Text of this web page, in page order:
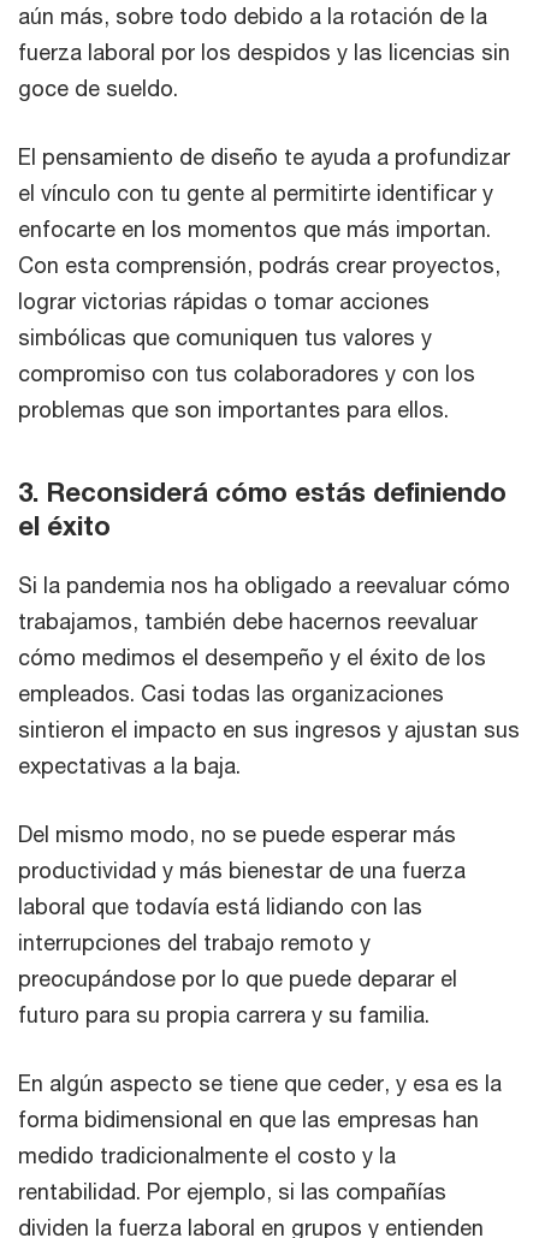
aún más, sobre todo debido a la rotación de la
fuerza laboral por los despidos y las licencias sin
goce de sueldo.
El pensamiento de diseño te ayuda a profundizar
el vínculo con tu gente al permitirte identificar y
enfocarte en los momentos que más importan.
Con esta comprensión, podrás crear proyectos,
lograr victorias rápidas o tomar acciones
simbólicas que comuniquen tus valores y
compromiso con tus colaboradores y con los
problemas que son importantes para ellos.
3. Reconsiderá cómo estás definiendo
el éxito
Si la pandemia nos ha obligado a reevaluar cómo
trabajamos, también debe hacernos reevaluar
cómo medimos el desempeño y el éxito de los
empleados. Casi todas las organizaciones
sintieron el impacto en sus ingresos y ajustan sus
expectativas a la baja.
Del mismo modo, no se puede esperar más
productividad y más bienestar de una fuerza
laboral que todavía está lidiando con las
interrupciones del trabajo remoto y
preocupándose por lo que puede deparar el
futuro para su propia carrera y su familia.
En algún aspecto se tiene que ceder, y esa es la
forma bidimensional en que las empresas han
medido tradicionalmente el costo y la
rentabilidad. Por ejemplo, si las compañías
dividen la fuerza laboral en grupos y entienden